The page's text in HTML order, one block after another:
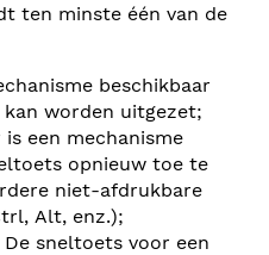
ten minste één van de
beschikbaar
worden uitgezet;
is een mechanisme
opnieuw toe te
niet-afdrukbare
Alt, enz.);
De sneltoets voor een